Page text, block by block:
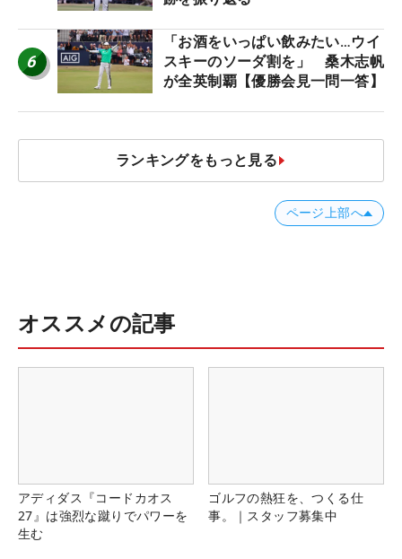
6
「お酒をいっぱい飲みたい…ウイ
スキーのソーダ割を」 桑木志帆
が全英制覇【優勝会見一問一答】
ランキングをもっと見る
ページ上部へ
オススメの記事
アディダス『コードカオス
27』は強烈な蹴りでパワーを
生む
ゴルフの熱狂を、つくる仕
事。｜スタッフ募集中